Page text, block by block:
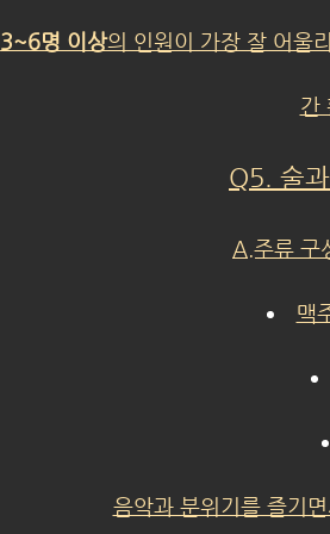
3~6명 이상의 인원이 가장 잘 어울
간
Q5. 술
A.주류 구
맥
음악과 분위기를 즐기